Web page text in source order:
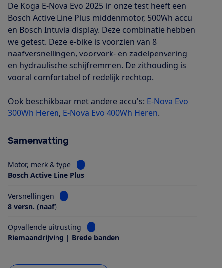
De Koga E-Nova Evo 2025 in onze test heeft een
Bosch Active Line Plus middenmotor, 500Wh accu
en Bosch Intuvia display. Deze combinatie hebben
we getest. Deze e-bike is voorzien van 8
naafversnellingen, voorvork- en zadelpenvering
en hydraulische schijfremmen. De zithouding is
vooral comfortabel of redelijk rechtop.
Ook beschikbaar met andere accu's: E-Nova Evo
300Wh Heren, E-Nova Evo 400Wh Heren.
Samenvatting
Motor, merk & type
Bekijk informatie voor Motor, merk & type
Bosch Active Line Plus
Versnellingen
Bekijk informatie voor Versnellingen
8 versn. (naaf)
Opvallende uitrusting
Bekijk informatie voor Opvallende
Riemaandrijving | Brede banden